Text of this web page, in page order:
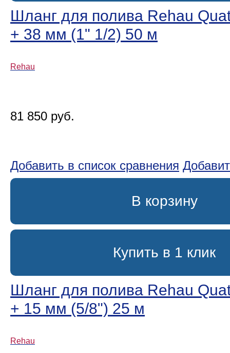
Шланг для полива Rehau
+ 38 мм (1ʺ 1/2) 50 м
Rehau
81 850 руб.
Добавить в список сравнения
В корзину
Купить в 1 клик
Шланг для полива Rehau
+ 15 мм (5/8ʺ) 25 м
Rehau